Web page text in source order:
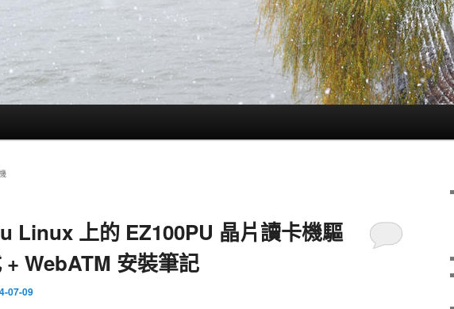
Linux 上的 EZ100PU 晶片讀卡機驅
+ WebATM 安裝筆記
07-09